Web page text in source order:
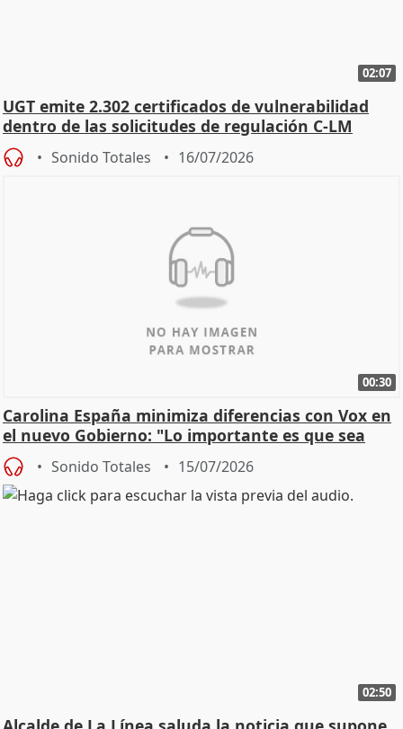
02:07
UGT emite 2.302 certificados de vulnerabilidad
dentro de las solicitudes de regulación C-LM
Sonido Totales 16/07/2026
00:30
Carolina España minimiza diferencias con Vox en
el nuevo Gobierno: "Lo importante es que sea
una leg
Sonido Totales 15/07/2026
02:50